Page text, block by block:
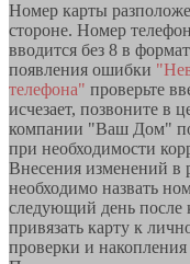
Номер карты
стороне. Номер
вводится без 8 в
появления ошибки
телефона" проверьте
исчезает, позвоните в
компании "Ваш Дом"
при необходимости
Внесения изменений в
необходимо назвать
следующий день после
привязать карту к
проверки и